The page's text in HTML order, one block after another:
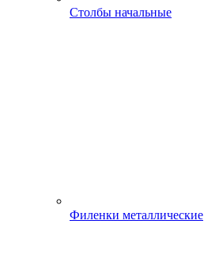
Столбы начальные
Филенки металлические